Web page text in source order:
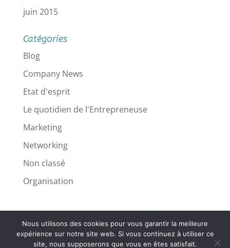
juin 2015
Catégories
Blog
Company News
Etat d'esprit
Le quotidien de l'Entrepreneuse
Marketing
Networking
Non classé
Organisation
Mentions légales
Nous utilisons des cookies pour vous garantir la meilleure
expérience sur notre site web. Si vous continuez à utiliser ce
site, nous supposerons que vous en êtes satisfait.